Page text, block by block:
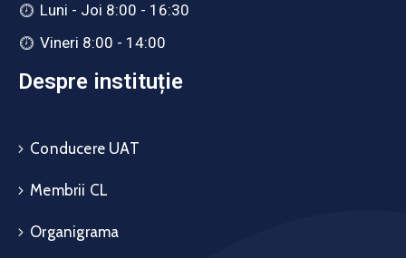
Luni - Joi 8:00 - 16:30
Vineri 8:00 - 14:00
Despre instituție
Conducere UAT
Membrii CL
Organigrama